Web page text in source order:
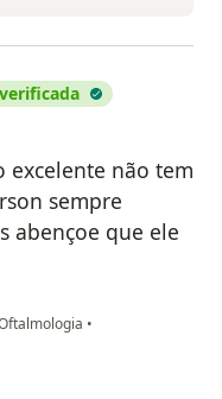
excelente não tem
sempre
abençoe que ele
•